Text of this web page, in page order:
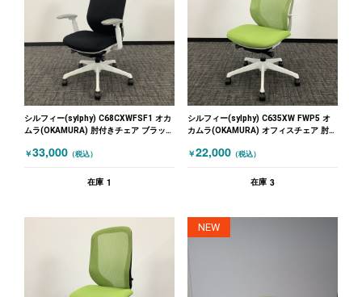
シルフィー(sylphy) C68CXWFSF1 オカ
ムラ(OKAMURA) 肘付きチェア ブラック
￥33,000 （税込）
在庫 1
シルフィー(sylphy) C635XW FWP5 オ
カムラ(OKAMURA) オフィスチェア 肘無
￥22,000 （税込）
在庫 3
NEW